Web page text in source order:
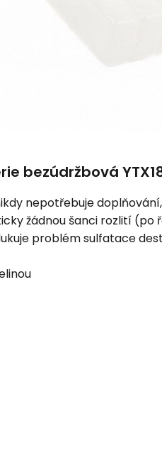
bezúdržbová
nepotřebuje
žádnou šanci rozlití
problém sulfatace